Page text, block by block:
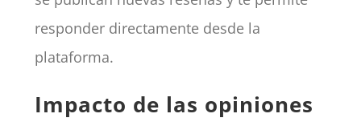
responder directamente desde la
plataforma.
Impacto de las opiniones